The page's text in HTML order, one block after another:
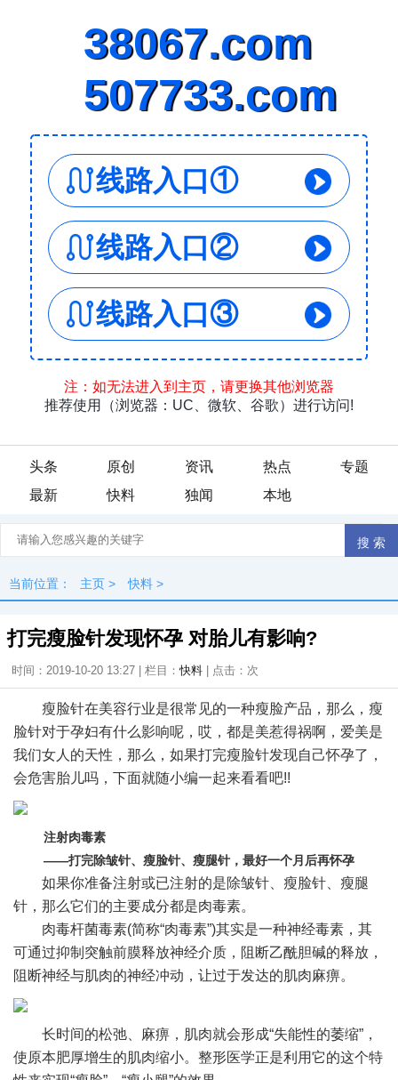
头条 原创 资讯 热点
专题
最新
快料 独闻 本地
当前位置： 主页 > 快料 >
打完瘦脸针发现怀孕 对胎儿有影响?
时间：2019-10-20 13:27 | 栏目：快料 | 点击： 次
瘦脸针在美容行业是很常见的一种瘦脸产品，那么，瘦
脸针对于孕妇有什么影响呢，哎，都是美惹得祸啊，爱美是
我们女人的天性，那么，如果打完瘦脸针发现自己怀孕了，
会危害胎儿吗，下面就随小编一起来看看吧!!
注射肉毒素
——打完除皱针、瘦脸针、瘦腿针，最好一个月后再怀孕
如果你准备注射或已注射的是除皱针、瘦脸针、瘦腿
针，那么它们的主要成分都是肉毒素。
肉毒杆菌毒素(简称“肉毒素”)其实是一种神经毒素，其
可通过抑制突触前膜释放神经介质，阻断乙酰胆碱的释放，
阻断神经与肌肉的神经冲动，让过于发达的肌肉麻痹。
长时间的松弛、麻痹，肌肉就会形成“失能性的萎缩”，
使原本肥厚增生的肌肉缩小。整形医学正是利用它的这个特